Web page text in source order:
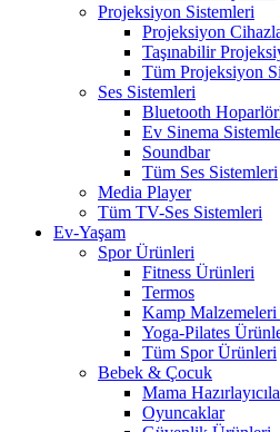
Projeksiyon Sistemleri
Projeksiyon
Taşınabilir
Tüm Projeksiyon
Ses Sistemleri
Bluetooth
Ev Sinema
Soundbar
Tüm Ses Sistemleri
Media Player
Tüm TV-Ses Sistemleri
Ev-Yaşam
Spor Ürünleri
Fitness Ürünleri
Termos
Kamp
Yoga-Pilates
Tüm Spor Ürünleri
Bebek & Çocuk
Mama
Oyuncaklar